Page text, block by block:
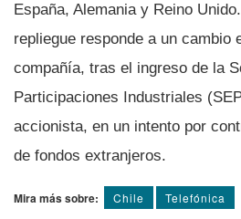
España, Alemania y Reino
repliegue responde a un cambio
compañía, tras el ingreso de la
Participaciones Industriales
accionista, en un intento por
de fondos extranjeros.
Mira más sobre: Chile Telefónica